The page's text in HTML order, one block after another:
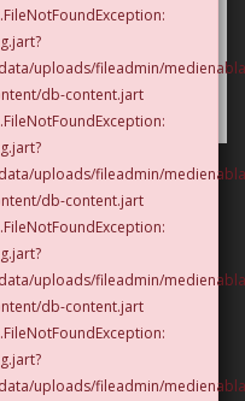
uploads/fileadmin/
db-content.jart
uploads/fileadmin/
db-content.jart
uploads/fileadmin/
db-content.jart
uploads/fileadmin/
Impressum |
Datenschutz
Links